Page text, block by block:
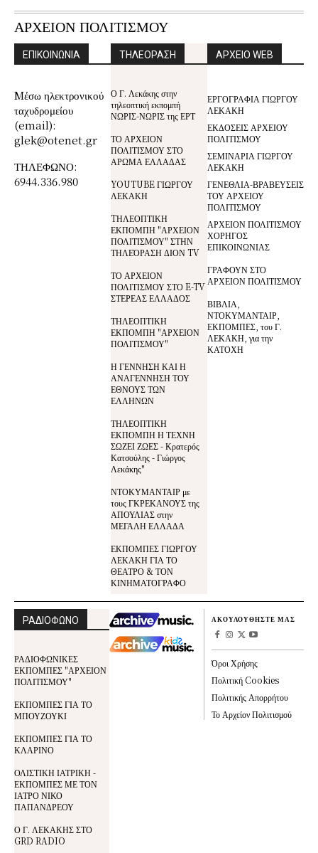
ΑΡΧΕΙΟΝ ΠΟΛΙΤΙΣΜΟΥ
ΕΠΙΚΟΙΝΩΝΙΑ
Mέσω ηλεκτρονικού
ταχυδρομείου
(email):
glek@otenet.gr
ΤΗΛΕΦΩΝΟ:
6944.336.980
ΤΗΛΕΟΡΑΣΗ
Ο Γ. Λεκάκης στην
τηλεοπτική εκπομπή
ΝΩΡΙΣ-ΝΩΡΙΣ της ΕΡΤ
ΤΟ ΑΡΧΕΙΟΝ
ΠΟΛΙΤΙΣΜΟΥ ΣΤΟ
ΑΡΩΜΑ ΕΛΛΑΔΑΣ
YOUTUBE ΓΙΩΡΓΟΥ
ΛΕΚΑΚΗ
TΗΛΕΟΠΤΙΚΗ
ΕΚΠΟΜΠΗ "ΑΡΧΕΙΟΝ
ΠΟΛΙΤΙΣΜΟΥ" ΣΤΗΝ
ΤΗΛΕΌΡΑΣΗ ΔΙΟΝ TV
ΤΟ ΑΡΧΕΙΟΝ
ΠΟΛΙΤΙΣΜΟΥ ΣΤΟ E-TV
ΣΤΕΡΕΑΣ ΕΛΛΑΔΟΣ
ΤΗΛΕΟΠΤΙΚΗ
ΕΚΠΟΜΠΗ "ΑΡΧΕΙΟΝ
ΠΟΛΙΤΙΣΜΟΥ"
Η ΓΕΝΝΗΣΗ ΚΑΙ Η
ΑΝΑΓΕΝΝΗΣΗ ΤΟΥ
ΕΘΝΟΥΣ ΤΩΝ
ΕΛΛΗΝΩΝ
ΤΗΛΕΟΠΤΙΚΗ
ΕΚΠΟΜΠΗ Η ΤΕΧΝΗ
ΣΩΖΕΙ ΖΩΕΣ - Κρατερός
Κατσούλης - Γιώργος
Λεκάκης"
ΝΤΟΚΥΜΑΝΤΑΙΡ με
τους ΓΚΡΕΚΑΝΟΥΣ της
ΑΠΟΥΛΙΑΣ στην
ΜΕΓΑΛΗ ΕΛΛΑΔΑ
ΕΚΠΟΜΠΕΣ ΓΙΩΡΓΟΥ
ΛΕΚΑΚΗ ΓΙΑ ΤΟ
ΘΕΑΤΡΟ & ΤΟΝ
ΚΙΝΗΜΑΤΟΓΡΑΦΟ
ΑΡΧΕΙΟ WEB
ΕΡΓΟΓΡΑΦΙΑ ΓΙΩΡΓΟΥ
ΛΕΚΑΚΗ
ΕΚΔΟΣΕΙΣ ΑΡΧΕΙΟΥ
ΠΟΛΙΤΙΣΜΟΥ
ΣΕΜΙΝΑΡΙΑ ΓΙΩΡΓΟΥ
ΛΕΚΑΚΗ
ΓΕΝΕΘΛΙΑ-ΒΡΑΒΕΥΣΕΙΣ
ΤΟΥ ΑΡΧΕΙΟΥ
ΠΟΛΙΤΙΣΜΟΥ
ΑΡΧΕΙΟΝ ΠΟΛΙΤΙΣΜΟΥ
ΧΟΡΗΓΟΣ
ΕΠΙΚΟΙΝΩΝΙΑΣ
ΓΡΑΦΟΥΝ ΣΤΟ
ΑΡΧΕΙΟΝ ΠΟΛΙΤΙΣΜΟΥ
ΒΙΒΛΙΑ,
ΝΤΟΚΥΜΑΝΤΑΙΡ,
ΕΚΠΟΜΠΕΣ, του Γ.
ΛΕΚΑΚΗ, για την
ΚΑΤΟΧΗ
ΡΑΔΙΟΦΩΝΟ
ΡΑΔΙΟΦΩΝΙΚΕΣ
ΕΚΠΟΜΠΕΣ "ΑΡΧΕΙΟΝ
ΠΟΛΙΤΙΣΜΟΥ"
ΕΚΠΟΜΠΕΣ ΓΙΑ ΤΟ
ΜΠΟΥΖΟΥΚΙ
ΕΚΠΟΜΠΕΣ ΓΙΑ ΤΟ
ΚΛΑΡΙΝΟ
ΟΛΙΣΤΙΚΗ ΙΑΤΡΙΚΗ -
ΕΚΠΟΜΠΕΣ ΜΕ ΤΟΝ
ΙΑΤΡΟ ΝΙΚΟ
ΠΑΠΑΝΔΡΕΟΥ
Ο Γ. ΛΕΚΑΚΗΣ ΣΤΟ
GRD RADIO
ΑΚΟΥΛΟΥΘΗΣΤΕ ΜΑΣ
Όροι Χρήσης
Πολιτική Cookies
Πολιτικής Απορρήτου
Το Αρχείον Πολιτισμού